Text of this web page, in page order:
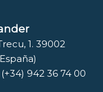
1. 39002
942 36 74 00